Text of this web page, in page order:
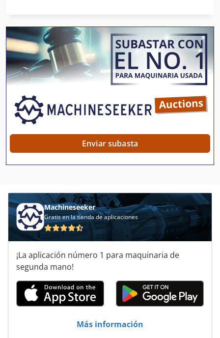
Alup Hl
Atlas Copco Compresores
Bauer Compresores
Beko Öwamat 16
Bitzer
Boge Compresores
Compresor Fma Pokorny
Compresor Gkw
Compresor Hydrovane
Compresor Mycom
Compresor Rotativo
Enviar subasta
Machineseeker
Gratis en la tienda de aplicaciones
¡La aplicación número 1 para maquinaria de
segunda mano!
Más información